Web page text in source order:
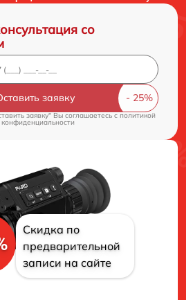
со
заявку
заявку" Вы соглашаетесь c политикой
конфиденциальности
Скидка по
предварительной
записи на сайте